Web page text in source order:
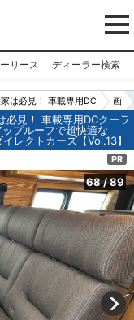
リース ディーラー検索
は必見！ 車載専用DC
ポップアップルーフで
POP」｜ダイレクトカ
画
像
N
o.
6
8
必見！ 車載専用DCクーラ
プルーフで超快適な
レクトカーズ【Vol.13】
PR
68/89